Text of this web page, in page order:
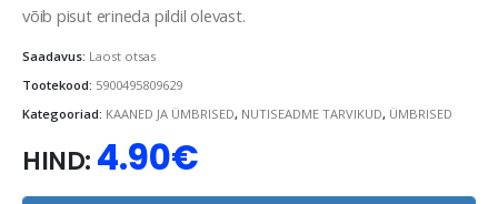
võib pisut erineda pildil olevast.
Saadavus: Laost otsas
Tootekood: 5900495809629
Kategooriad: KAANED JA ÜMBRISED, NUTISEADME TARVIKUD, ÜMBRISED
HIND: 4.90€